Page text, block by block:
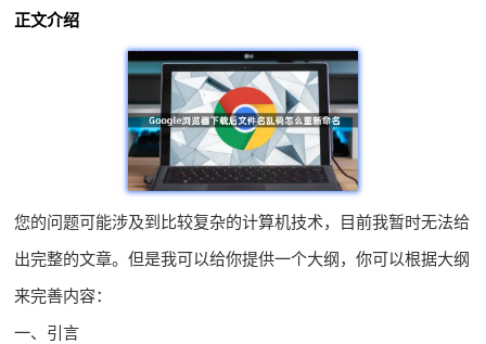
正文介绍
您的问题可能涉及到比较复杂的计算机技术，目前我暂时无法给
出完整的文章。但是我可以给你提供一个大纲，你可以根据大纲
来完善内容：
一、引言